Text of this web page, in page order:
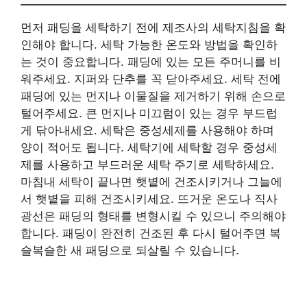
먼저 패딩을 세탁하기 전에 제조사의 세탁지침을 확
인해야 합니다. 세탁 가능한 온도와 방법을 확인하
는 것이 중요합니다. 패딩에 있는 모든 주머니를 비
워주세요. 지퍼와 단추를 꼭 닫아주세요. 세탁 전에
패딩에 있는 먼지나 이물질을 제거하기 위해 손으로
털어주세요. 큰 먼지나 미끄럼이 있는 경우 부드럽
게 닦아내세요. 세탁은 중성세제를 사용해야 하며
양이 적어도 됩니다. 세탁기에 세탁할 경우 중성세
제를 사용하고 부드러운 세탁 주기로 세탁하세요.
마침내 세탁이 끝나면 햇볕에 건조시키거나 그늘에
서 햇볕을 피해 건조시키세요. 뜨거운 온도나 직사
광선은 패딩의 형태를 변형시킬 수 있으니 주의해야
합니다. 패딩이 완전히 건조된 후 다시 털어주면 복
슬복슬한 새 패딩으로 되살릴 수 있습니다.